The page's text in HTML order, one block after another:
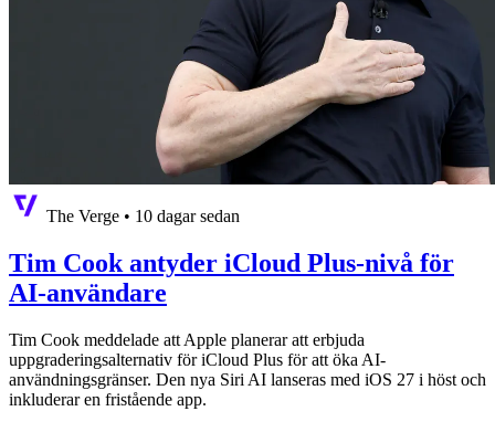
The Verge • 10 dagar sedan
Tim Cook antyder iCloud Plus-nivå för
AI-användare
Tim Cook meddelade att Apple planerar att erbjuda
uppgraderingsalternativ för iCloud Plus för att öka AI-
användningsgränser. Den nya Siri AI lanseras med iOS 27 i höst och
inkluderar en fristående app.